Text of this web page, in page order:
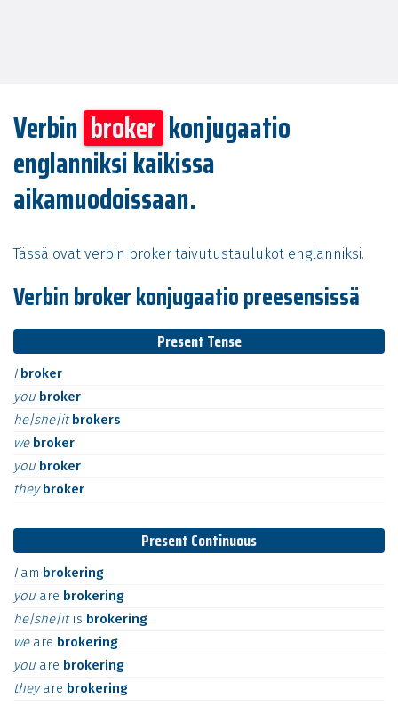
Verbin broker konjugaatio
englanniksi kaikissa
aikamuodoissaan.
Tässä ovat verbin broker taivutustaulukot englanniksi.
Verbin broker konjugaatio preesensissä
Present Tense
I broker
you broker
he|she|itbrokers
we broker
you broker
theybroker
Present Continuous
I am brokering
you are brokering
he|she|itis brokering
we are brokering
you are brokering
theyare brokering